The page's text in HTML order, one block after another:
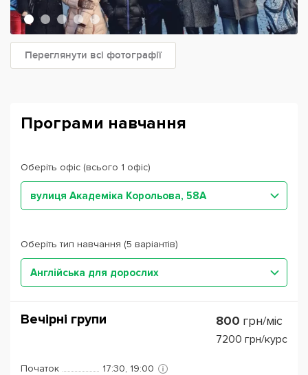
Переглянути всі фотографії
Програми навчання
Оберіть офіс (всього 1 офіс)
вулиця Академіка Корольова, 58А
Оберіть тип навчання (5 варіантів)
Англійська для дорослих
Вечірні групи 800 грн/міс
7200 грн/курс
Початок
17:30, 19:00